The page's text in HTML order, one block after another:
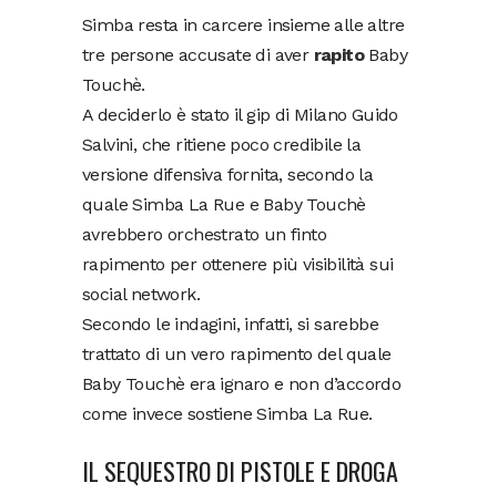
Simba resta in carcere insieme alle altre
tre persone accusate di aver rapitoBaby
Touchè.
A deciderlo è stato il gip di Milano Guido
Salvini, che ritiene poco credibile la
versione difensiva fornita, secondo la
quale Simba La Rue e Baby Touchè
avrebbero orchestrato un finto
rapimento per ottenere più visibilità sui
social network.
Secondo le indagini, infatti, si sarebbe
trattato di un vero rapimento del quale
Baby Touchè era ignaro e non d’accordo
come invece sostiene Simba La Rue.
IL SEQUESTRO DI PISTOLE E DROGA